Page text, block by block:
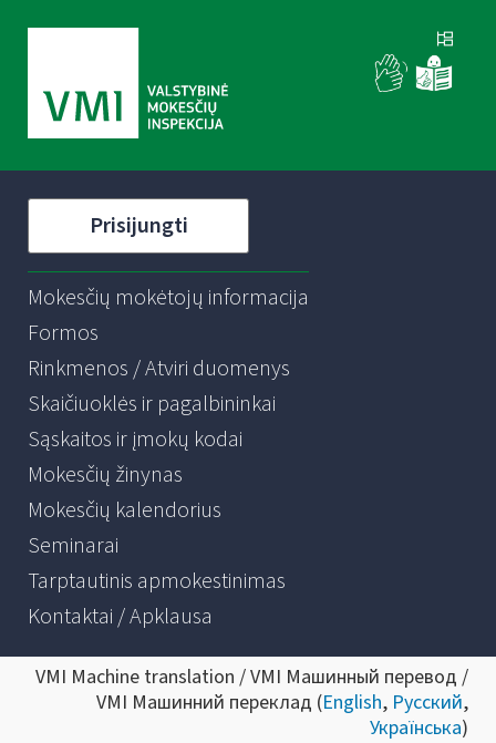
Prisijungti
Mokesčių mokėtojų informacija
Formos
Rinkmenos / Atviri duomenys
Skaičiuoklės ir pagalbininkai
Sąskaitos ir įmokų kodai
Mokesčių žinynas
Mokesčių kalendorius
Seminarai
Tarptautinis apmokestinimas
Kontaktai / Apklausa
VMI Machine translation / VMI Машинный перевод /
VMI Машинний переклад (English, Русский,
Українська)